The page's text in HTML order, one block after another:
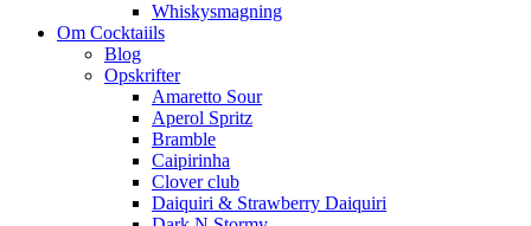
Whiskysmagning
Om Cocktaiils
Blog
Opskrifter
Amaretto Sour
Aperol Spritz
Bramble
Caipirinha
Clover club
Daiquiri & Strawberry Daiquiri